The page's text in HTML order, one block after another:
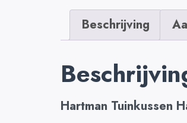
Beschrijving
Hartman Tuinkussen